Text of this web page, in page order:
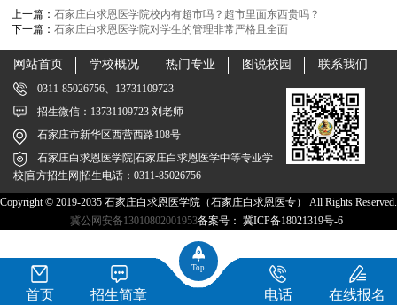
上一篇：石家庄白求恩医学院校内有超市吗？超市里面东西贵吗？
下一篇：石家庄白求恩医学院对学生的管理非常严格且全面
网站首页 学校概况 热门专业 图说校园 联系我们
0311-85026756、13731109723
招生微信：13731109723 刘老师
石家庄市新华区西营西路108号
石家庄白求恩医学院|石家庄白求恩医学中等专业学
校|官方招生网|招生电话：0311-85026756
Copyright © 2019-2035 石家庄白求恩医学院（石家庄白求恩医专） All Rights Reserved.
冀公网安备13010802001953备案号： 冀ICP备18021319号-6
首页 招生简章
Top
电话 在线报名